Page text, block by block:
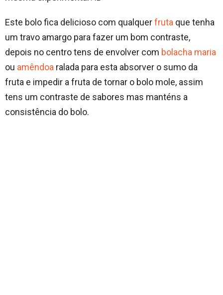
Este bolo fica delicioso com qualquerfruta que tenha
um travo amargo para fazer um bom contraste,
depois no centro tens de envolver com bolacha maria
ou amêndoa ralada para esta absorver o sumo da
fruta e impedir a fruta de tornar o bolo mole, assim
tens um contraste de sabores mas manténs a
consistência do bolo.